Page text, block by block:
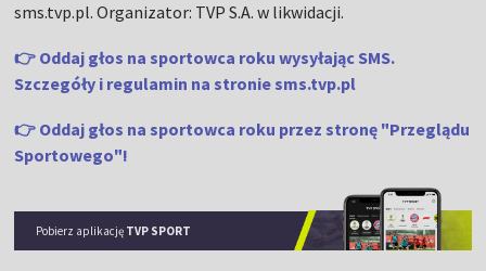
sms.tvp.pl. Organizator: TVP S.A. w likwidacji.
👉 Oddaj głos na sportowca roku wysyłając SMS.
Szczegóły i regulamin na stronie sms.tvp.pl
👉 Oddaj głos na sportowca roku przez stronę "Przeglądu
Sportowego"!
Pobierz aplikację TVP SPORT